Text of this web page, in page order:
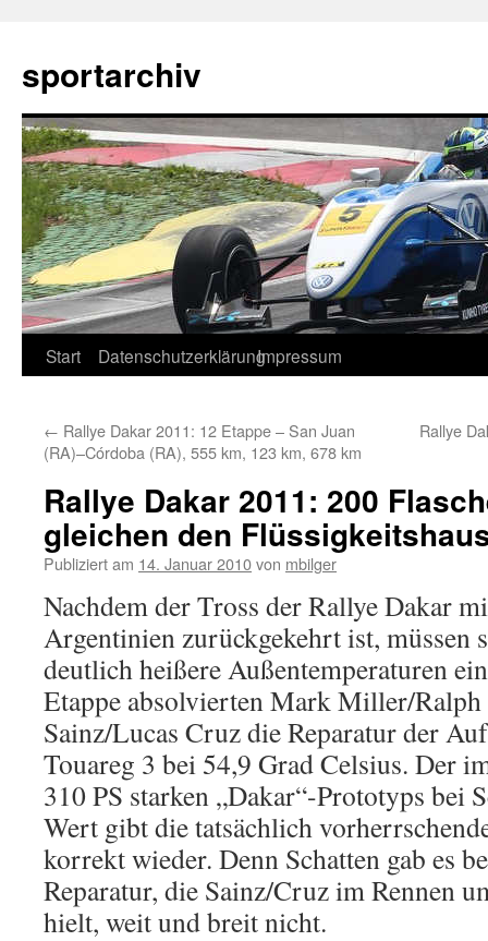
sportarchiv
Zum
springen
Start DatenschutzerklärungImpressum
← Rallye Dakar 2011: 12 Etappe – San Juan
(RA)–Córdoba (RA), 555 km, 123 km, 678 km
Rallye
Rallye Dakar 2011: 200
gleichen den
Publiziert am 14. Januar 2010von mbilger
Nachdem der Tross der Rallye Dakar
Argentinien zurückgekehrt ist, müssen
deutlich heißere Außentemperaturen
Etappe absolvierten Mark Miller/
Sainz/Lucas Cruz die Reparatur der
Touareg 3 bei 54,9 Grad Celsius. Der
310 PS starken „Dakar“-Prototyps bei
Wert gibt die tatsächlich
korrekt wieder. Denn Schatten gab es
Reparatur, die Sainz/Cruz im Rennen
hielt, weit und breit nicht.